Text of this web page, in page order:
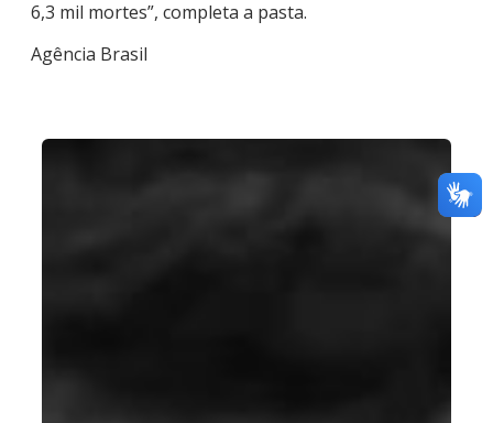
6,3 mil mortes”, completa a pasta.
Agência Brasil